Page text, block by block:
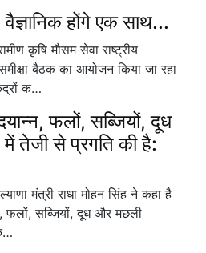
होंगे एक साथ...
कृषि मौसम सेवा राष्ट्रीय
समीक्षा बैठक का आयोजन किया जा रहा
क…
फलों, सब्जियों, दूध
तेजी से प्रगति की है:
मंत्री राधा मोहन सिंह ने कहा है
फलों, सब्जियों, दूध और मछली